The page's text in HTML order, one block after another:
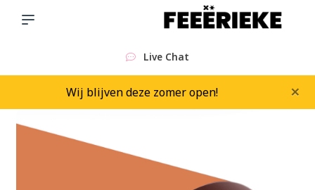
Live Chat
Wij blijven deze zomer open! ×